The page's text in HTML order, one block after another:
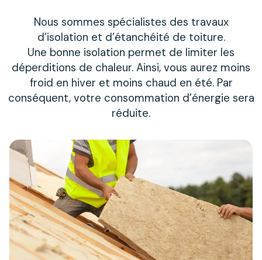
Nous sommes spécialistes des travaux
d’isolation et d’étanchéité de toiture.
Une bonne isolation permet de limiter les
déperditions de chaleur. Ainsi, vous aurez moins
froid en hiver et moins chaud en été. Par
conséquent, votre consommation d’énergie sera
réduite.